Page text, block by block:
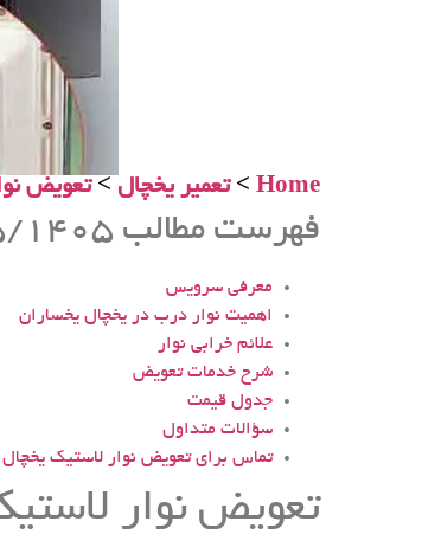
Home
>تعمیر یخچال >تعویض
فهرست مطالب 15/5/1405 ​
معرفی سرویس
اهمیت نوار درب در یخچال یخساران
علائم خرابی نوار
شرح خدمات تعویض
جدول قیمت
سؤالات متداول
تماس برای تعویض نوار لاستیک
تعویض نوار